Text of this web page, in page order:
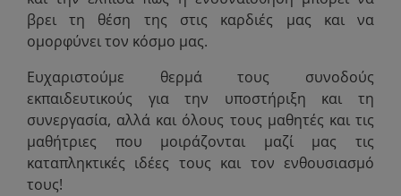
βρει τη θέση της στις καρδιές μας και να
ομορφύνει τον κόσμο μας.
Ευχαριστούμε θερμά τους συνοδούς
εκπαιδευτικούς για την υποστήριξη και τη
συνεργασία, αλλά και όλους τους μαθητές και τις
μαθήτριες που μοιράζονται μαζί μας τις
καταπληκτικές ιδέες τους και τον ενθουσιασμό
τους!